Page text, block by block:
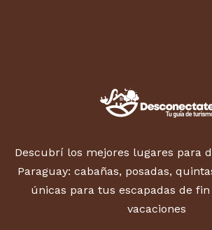
Descubrí los mejores lugares para
Paraguay: cabañas, posadas,
únicas para tus escapadas de
vacaciones